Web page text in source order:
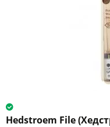
Hedstroem File